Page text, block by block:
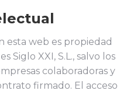
esta web es propiedad
Siglo XXI, S.L., salvo los
colaboradoras y
firmado. El acceso